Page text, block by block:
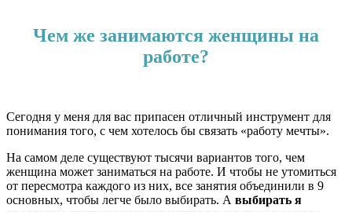
Чем же занимаются женщины на
работе?
Сегодня у меня для вас припасен отличный инструмент для
понимания того, с чем хотелось бы связать «работу мечты».
На самом деле существуют тысячи вариантов того, чем
женщина может заниматься на работе. И чтобы не утомиться
от пересмотра каждого из них, все занятия объединили в 9
основных, чтобы легче было выбирать. А выбирать я